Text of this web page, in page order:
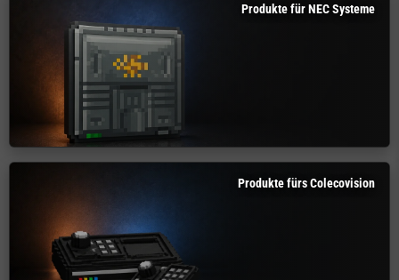
Produkte für NEC Systeme
Produkte fürs Colecovision